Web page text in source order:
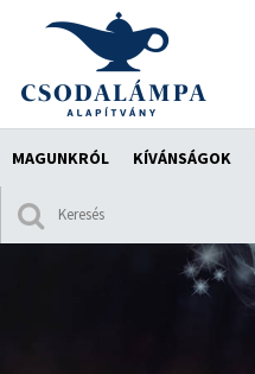
MAGUNKRÓL KÍVÁNSÁGOK